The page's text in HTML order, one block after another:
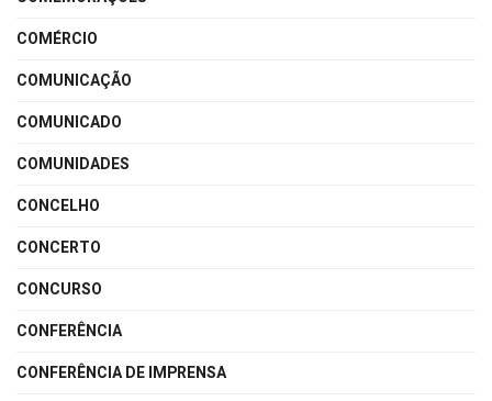
COMÉRCIO
COMUNICAÇÃO
COMUNICADO
COMUNIDADES
CONCELHO
CONCERTO
CONCURSO
CONFERÊNCIA
CONFERÊNCIA DE IMPRENSA